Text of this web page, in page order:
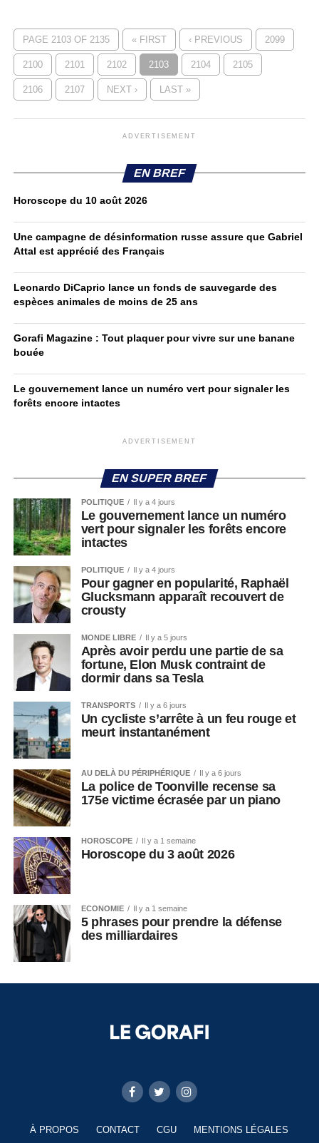
PAGE 2103 OF 2135 « FIRST ‹ PREVIOUS 2099
2100 2101 2102 2103 2104 2105
2106 2107 NEXT › LAST »
ADVERTISEMENT
EN BREF
Horoscope du 10 août 2026
Une campagne de désinformation russe assure que Gabriel
Attal est apprécié des Français
Leonardo DiCaprio lance un fonds de sauvegarde des
espèces animales de moins de 25 ans
Gorafi Magazine : Tout plaquer pour vivre sur une banane
bouée
Le gouvernement lance un numéro vert pour signaler les
forêts encore intactes
ADVERTISEMENT
EN SUPER BREF
POLITIQUE Il y a 4 jours
Le gouvernement lance un numéro
vert pour signaler les forêts encore
intactes
POLITIQUE Il y a 4 jours
Pour gagner en popularité, Raphaël
Glucksmann apparaît recouvert de
crousty
MONDE LIBRE Il y a 5 jours
Après avoir perdu une partie de sa
fortune, Elon Musk contraint de
dormir dans sa Tesla
TRANSPORTS Il y a 6 jours
Un cycliste s’arrête à un feu rouge et
meurt instantanément
AU DELÀ DU PÉRIPHÉRIQUE Il y a 6 jours
La police de Toonville recense sa
175e victime écrasée par un piano
HOROSCOPE Il y a 1 semaine
Horoscope du 3 août 2026
ECONOMIE Il y a 1 semaine
5 phrases pour prendre la défense
des milliardaires
À PROPOS CONTACT CGU MENTIONS LÉGALES